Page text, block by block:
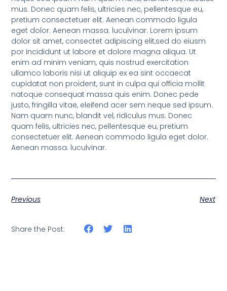
mus. Donec quam felis, ultricies nec, pellentesque eu,
pretium consectetuer elit. Aenean commodo ligula
eget dolor. Aenean massa. luculvinar. Lorem ipsum
dolor sit amet, consectet adipiscing elit,sed do eiusm
por incididunt ut labore et dolore magna aliqua. Ut
enim ad minim veniam, quis nostrud exercitation
ullamco laboris nisi ut aliquip ex ea sint occaecat
cupidatat non proident, sunt in culpa qui officia mollit
natoque consequat massa quis enim. Donec pede
justo, fringilla vitae, eleifend acer sem neque sed ipsum.
Nam quam nunc, blandit vel, ridiculus mus. Donec
quam felis, ultricies nec, pellentesque eu, pretium
consectetuer elit. Aenean commodo ligula eget dolor.
Aenean massa. luculvinar.
Previous Next
Share the Post: